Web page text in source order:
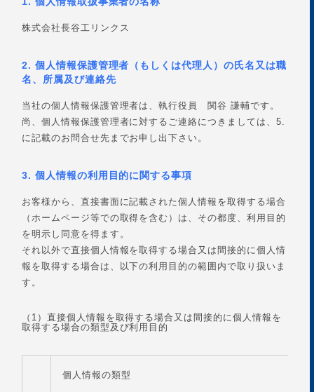
株式会社長谷工リンクス
2. 個人情報保護管理者（もしくは代理人）の氏名又は職
名、所属及び連絡先
当社の個人情報保護管理者は、執行役員 関谷 謙輔です。
尚、個人情報保護管理者に対するご連絡につきましては、5.
に記載のお問合せ先までお申し出下さい。
3. 個人情報の利用目的に関する事項
お客様から、直接書面に記載された個人情報を取得する場合
（ホームページ等での取得を含む）は、その都度、利用目的
を明示し同意を得ます。
それ以外で直接個人情報を取得する場合又は間接的に個人情
報を取得する場合は、以下の利用目的の範囲内で取り扱いま
す。
（1）直接個人情報を取得する場合又は間接的に個人情報を
取得する場合の類型及び利用目的
個人情報の類型